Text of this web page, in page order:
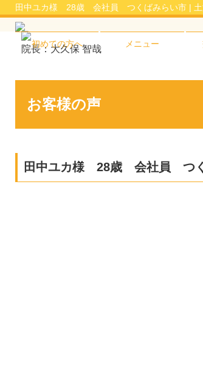
田中ユカ様 28歳 会社員 つくばみらい市 | 土
院長：大久保 智哉
初めての方へ メニュー
お客様の声
田中ユカ様 28歳 会社員 つ